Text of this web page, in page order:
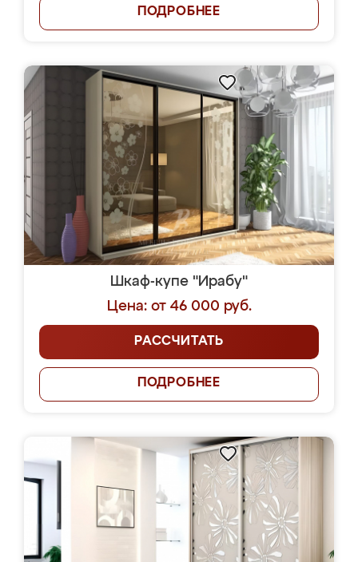
ПОДРОБНЕЕ
Шкаф-купе "Ирабу"
Цена: от 46 000 руб.
РАССЧИТАТЬ
ПОДРОБНЕЕ